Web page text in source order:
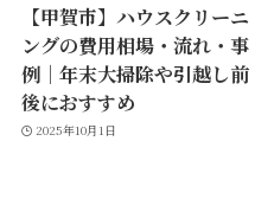
【甲賀市】ハウスクリーニ
ングの費用相場・流れ・事
例｜年末大掃除や引越し前
後におすすめ
2025年10月1日